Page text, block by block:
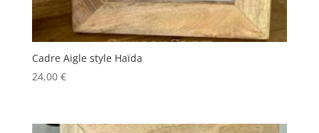
Cadre Aigle style Haïda
24,00 €